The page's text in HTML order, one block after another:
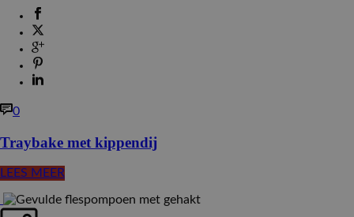
0
Traybake met kippendij
LEES MEER